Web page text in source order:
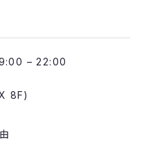
– 22:00
8F)